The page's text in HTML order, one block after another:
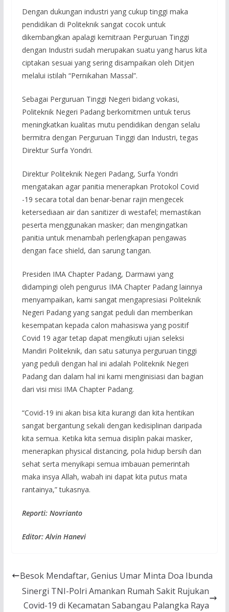
Dengan dukungan industri yang cukup tinggi maka
pendidikan di Politeknik sangat cocok untuk
dikembangkan apalagi kemitraan Perguruan Tinggi
dengan Industri sudah merupakan suatu yang harus kita
ciptakan sesuai yang sering disampaikan oleh Ditjen
melalui istilah “Pernikahan Massal”.
Sebagai Perguruan Tinggi Negeri bidang vokasi,
Politeknik Negeri Padang berkomitmen untuk terus
meningkatkan kualitas mutu pendidikan dengan selalu
bermitra dengan Perguruan Tinggi dan Industri, tegas
Direktur Surfa Yondri.
Direktur Politeknik Negeri Padang, Surfa Yondri
mengatakan agar panitia menerapkan Protokol Covid
-19 secara total dan benar-benar rajin mengecek
ketersediaan air dan sanitizer di westafel; memastikan
peserta menggunakan masker; dan mengingatkan
panitia untuk menambah perlengkapan pengawas
dengan face shield, dan sarung tangan.
Presiden IMA Chapter Padang, Darmawi yang
didampingi oleh pengurus IMA Chapter Padang lainnya
menyampaikan, kami sangat mengapresiasi Politeknik
Negeri Padang yang sangat peduli dan memberikan
kesempatan kepada calon mahasiswa yang positif
Covid 19 agar tetap dapat mengikuti ujian seleksi
Mandiri Politeknik, dan satu satunya perguruan tinggi
yang peduli dengan hal ini adalah Politeknik Negeri
Padang dan dalam hal ini kami menginisiasi dan bagian
dari visi misi IMA Chapter Padang.
“Covid-19 ini akan bisa kita kurangi dan kita hentikan
sangat bergantung sekali dengan kedisiplinan daripada
kita semua. Ketika kita semua disiplin pakai masker,
menerapkan physical distancing, pola hidup bersih dan
sehat serta menyikapi semua imbauan pemerintah
maka insya Allah, wabah ini dapat kita putus mata
rantainya,” tukasnya.
Reporti: Novrianto
Editor: Alvin Hanevi
Besok Mendaftar, Genius Umar Minta Doa Ibunda
Sinergi TNI-Polri Amankan Rumah Sakit Rujukan
Covid-19 di Kecamatan Sabangau Palangka Raya